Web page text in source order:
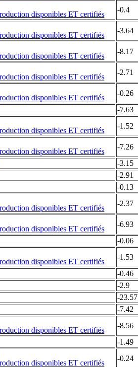
-0.4
-3.64
-8.17
-2.71
-0.26
-7.63
-1.52
-7.26
-3.15
-2.91
-0.13
-2.37
-6.93
-0.06
-1.53
-0.46
-2.9
-23.57
-7.42
-8.56
-1.49
-0.24